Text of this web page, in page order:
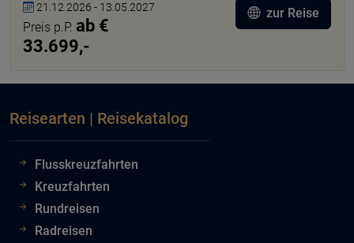
21.12.2026 - 13.05.2027
Preis p.P. ab €
33.699,-
zur Reise
Reisearten | Reisekatalog
Flusskreuzfahrten
Kreuzfahrten
Rundreisen
Radreisen